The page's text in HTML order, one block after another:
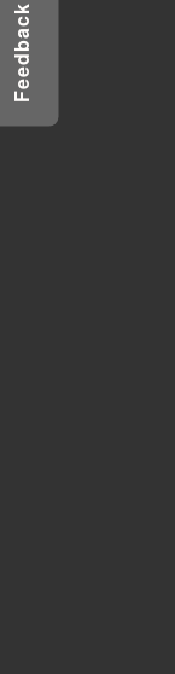
Feedback